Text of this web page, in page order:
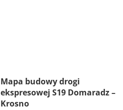
Mapa budowy drogi
ekspresowej S19 Domaradz –
Krosno